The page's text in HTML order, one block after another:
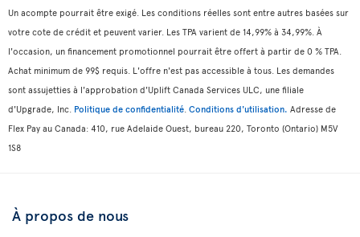
Un acompte pourrait être exigé. Les conditions réelles sont entre autres basées sur
votre cote de crédit et peuvent varier. Les TPA varient de 14,99% à 34,99%. À
l'occasion, un financement promotionnel pourrait être offert à partir de 0 % TPA.
Achat minimum de 99$ requis. L'offre n'est pas accessible à tous. Les demandes
sont assujetties à l'approbation d'Uplift Canada Services ULC, une filiale
d'Upgrade, Inc. Politique de confidentialité. Conditions d'utilisation. Adresse de
Flex Pay au Canada: 410, rue Adelaide Ouest, bureau 220, Toronto (Ontario) M5V
1S8
À propos de nous